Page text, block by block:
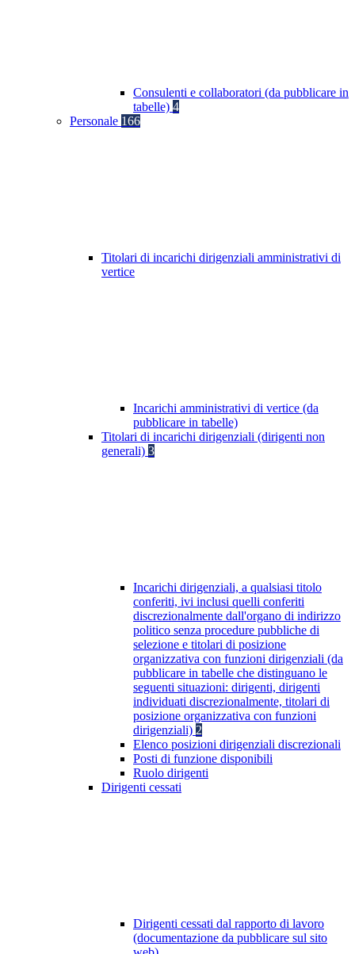
Consulenti e collaboratori (da pubblicare in
tabelle) 4
Personale 166
Titolari di incarichi dirigenziali amministrativi di
vertice
Incarichi amministrativi di vertice (da
pubblicare in tabelle)
Titolari di incarichi dirigenziali (dirigenti non
generali) 3
Incarichi dirigenziali, a qualsiasi titolo
conferiti, ivi inclusi quelli conferiti
discrezionalmente dall'organo di indirizzo
politico senza procedure pubbliche di
selezione e titolari di posizione
organizzativa con funzioni dirigenziali (da
pubblicare in tabelle che distinguano le
seguenti situazioni: dirigenti, dirigenti
individuati discrezionalmente, titolari di
posizione organizzativa con funzioni
dirigenziali) 2
Elenco posizioni dirigenziali discrezionali
Posti di funzione disponibili
Ruolo dirigenti
Dirigenti cessati
Dirigenti cessati dal rapporto di lavoro
(documentazione da pubblicare sul sito